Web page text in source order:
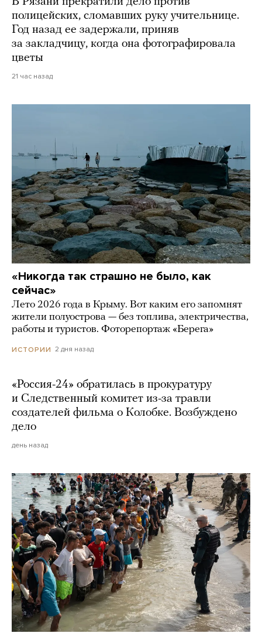
полицейских, сломавших руку учительнице.
Год назад ее задержали, приняв
за закладчицу, когда она фотографировала
цветы
21 час назад
«Никогда так страшно не было, как
сейчас»
Лето 2026 года в Крыму. Вот каким его запомнят
жители полуострова — без топлива, электричества,
работы и туристов. Фоторепортаж «Берега»
ИСТОРИИ 2 дня назад
«Россия-24» обратилась в прокуратуру
и Следственный комитет из-за травли
создателей фильма о Колобке. Возбуждено
дело
день назад